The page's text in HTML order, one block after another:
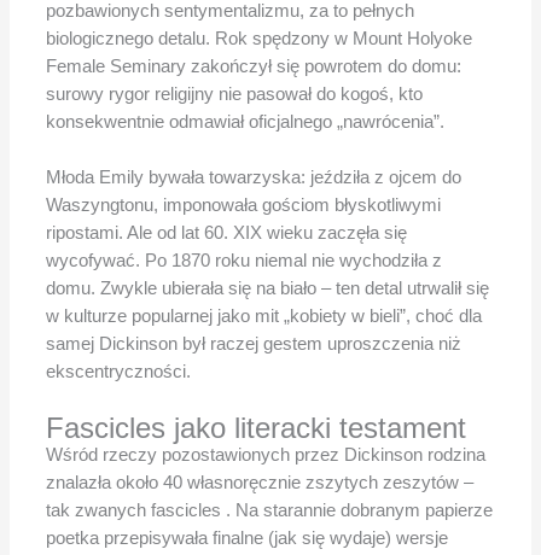
pozbawionych sentymentalizmu, za to pełnych
biologicznego detalu. Rok spędzony w Mount Holyoke
Female Seminary zakończył się powrotem do domu:
surowy rygor religijny nie pasował do kogoś, kto
konsekwentnie odmawiał oficjalnego „nawrócenia”.
Młoda Emily bywała towarzyska: jeździła z ojcem do
Waszyngtonu, imponowała gościom błyskotliwymi
ripostami. Ale od lat 60. XIX wieku zaczęła się
wycofywać. Po 1870 roku niemal nie wychodziła z
domu. Zwykle ubierała się na biało – ten detal utrwalił się
w kulturze popularnej jako mit „kobiety w bieli”, choć dla
samej Dickinson był raczej gestem uproszczenia niż
ekscentryczności.
Fascicles jako literacki testament
Wśród rzeczy pozostawionych przez Dickinson rodzina
znalazła około 40 własnoręcznie zszytych zeszytów –
tak zwanych fascicles . Na starannie dobranym papierze
poetka przepisywała finalne (jak się wydaje) wersje